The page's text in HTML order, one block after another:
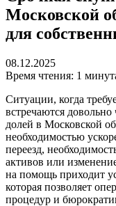
Московской
для
08.12.2025
Время чтения: 1
Ситуации, когда
встречаются
долей в Московской
необходимостью
переезд,
активов или
на помощь приходит
которая позволяет
процедур и